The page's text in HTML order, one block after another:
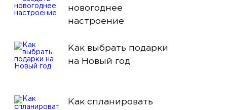
новогоднее
настроение
Как выбрать подарки
на Новый год
Как спланировать